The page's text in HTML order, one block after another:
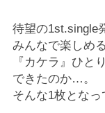
待望の1st.single
みんなで楽しめ
『カケラ』ひと
できたのか…。
そんな1枚とな